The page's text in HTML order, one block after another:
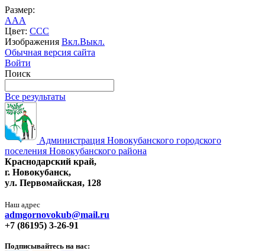
Размер:
AAA
Цвет: CCC
Изображения Вкл.Выкл.
Обычная версия сайта
Войти
Поиск
Все результаты
Администрация Новокубанского городского
поселения Новокубанского района
Краснодарский край,
г. Новокубанск,
ул. Первомайская, 128
Наш адрес
admgornovokub@mail.ru
+7 (86195) 3-26-91
Подписывайтесь на нас: